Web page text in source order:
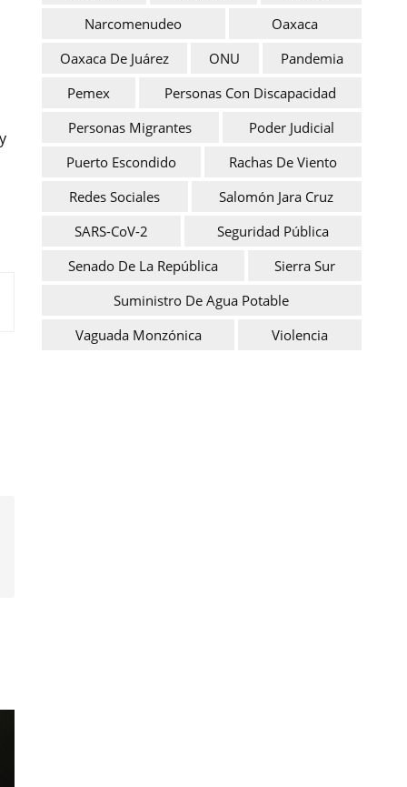
Narcomenudeo
Oaxaca
Oaxaca De Juárez
ONU
Pandemia
Pemex
Personas Con Discapacidad
Personas Migrantes
Poder Judicial
Puerto Escondido
Rachas De Viento
Redes Sociales
Salomón Jara Cruz
SARS-CoV-2
Seguridad Pública
Senado De La República
Sierra Sur
Suministro De Agua Potable
Vaguada Monzónica
Violencia